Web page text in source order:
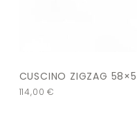
CUSCINO ZIGZAG
114,00€